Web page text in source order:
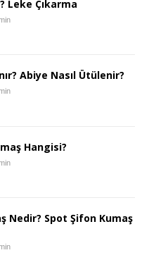
Leke Çıkarma
Abiye Nasıl Ütülenir?
Hangisi?
Nedir? Spot Şifon Kumaş